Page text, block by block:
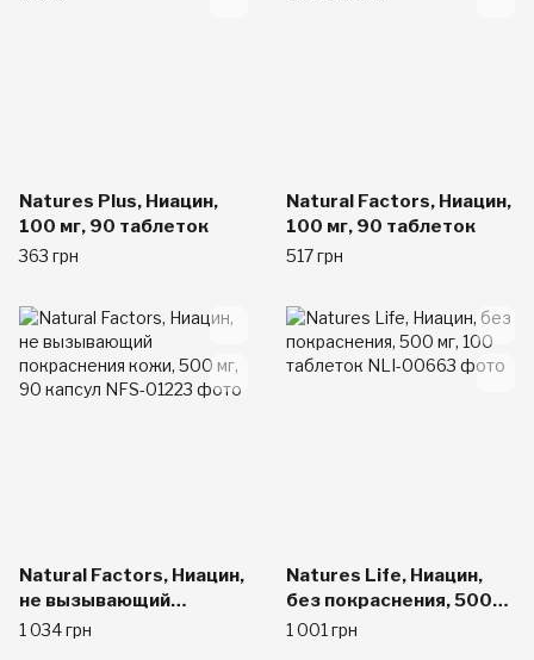
Natures Plus, Ниацин,
100 мг, 90 таблеток
363 грн
Natural Factors, Ниацин,
100 мг, 90 таблеток
517 грн
Natural Factors, Ниацин,
не вызывающий
покраснения кожи, 500
1 034 грн
Natures Life, Ниацин,
без покраснения, 500
мг, 100 таблеток
1 001 грн